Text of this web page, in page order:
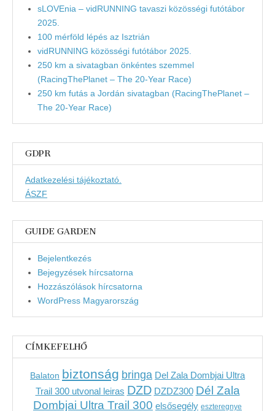
sLOVEnia – vidRUNNING tavaszi közösségi futótábor
2025.
100 mérföld lépés az Isztrián
vidRUNNING közösségi futótábor 2025.
250 km a sivatagban önkéntes szemmel
(RacingThePlanet – The 20-Year Race)
250 km futás a Jordán sivatagban (RacingThePlanet –
The 20-Year Race)
GDPR
Adatkezelési tájékoztató.
ÁSZF
GUIDE GARDEN
Bejelentkezés
Bejegyzések hírcsatorna
Hozzászólások hírcsatorna
WordPress Magyarország
CÍMKEFELHŐ
Balaton biztonság bringa Del Zala Dombjai Ultra
Trail 300 utvonal leiras DZD DZDZ300 Dél Zala
Dombjai Ultra Trail 300 elsősegély eszteregnye